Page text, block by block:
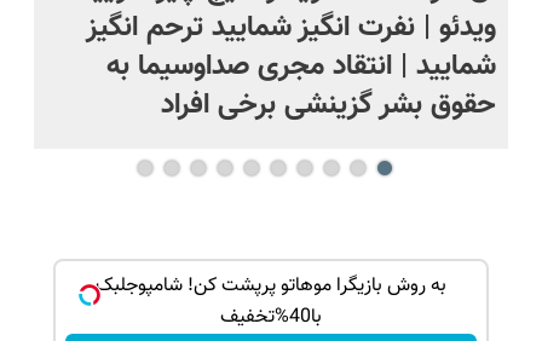
ویدئو | نفرت انگیز شمایید ترحم انگیز
شمایید | انتقاد مجری صداوسیما به
حقوق بشر گزینشی برخی افراد
به روش بازیگرا موهاتو پرپشت کن! شامپوجلبک
با40%تخفیف